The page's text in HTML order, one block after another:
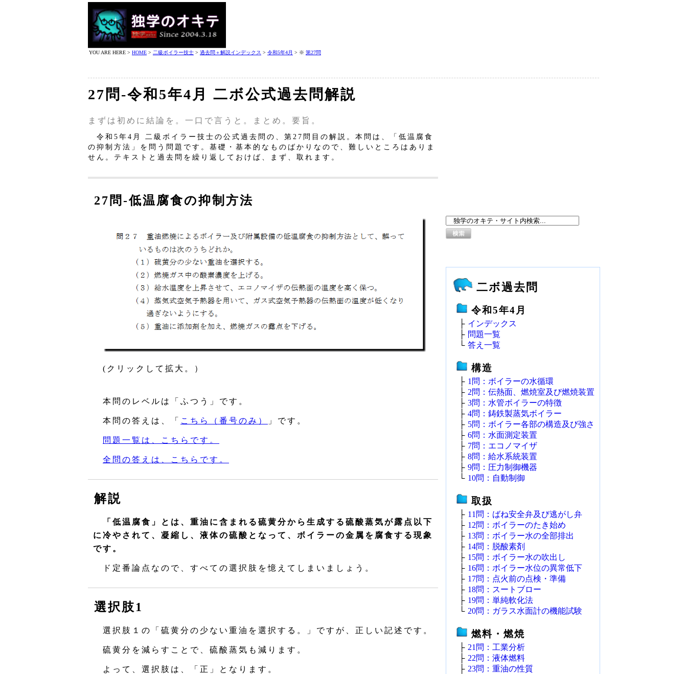
YOU ARE HERE > HOME > 二級ボイラー技士 > 過去問＋解説インデックス > 令和5年4月 > ※ 第27問
27問‐令和5年4月 二ボ公式過去問解説
まずは初めに結論を。一口で言うと。まとめ。要旨。
令和5年4月 二級ボイラー技士の公式過去問の、第27問目の解説。本問は、「低温腐食
の抑制方法」を問う問題です。基礎・基本的なものばかりなので、難しいところはありま
せん。テキストと過去問を繰り返しておけば、まず、取れます。
27問‐低温腐食の抑制方法
(クリックして拡大。）
本問のレベルは「ふつう」です。
本問の答えは、「 こちら（番号のみ） 」です。
問題一覧は、こちらです。
全問の答えは、こちらです。
解説
「低温腐食」とは、重油に含まれる硫黄分から生成する硫酸蒸気が露点以下
に冷やされて、凝縮し、液体の硫酸となって、ボイラーの金属を腐食する現象
です。
ド定番論点なので、すべての選択肢を憶えてしまいましょう。
選択肢1
選択肢１の「硫黄分の少ない重油を選択する。」ですが、正しい記述です。
硫黄分を減らすことで、硫酸蒸気も減ります。
よって、選択肢は、「正」となります。
二ボ過去問
令和5年4月
├ インデックス
├ 問題一覧
└ 答え一覧
構造
├ 1問：ボイラーの水循環
├ 2問：伝熱面、燃焼室及び燃焼装置
├ 3問：水管ボイラーの特徴
├ 4問：鋳鉄製蒸気ボイラー
├ 5問：ボイラー各部の構造及び強さ
├ 6問：水面測定装置
├ 7問：エコノマイザ
├ 8問：給水系統装置
├ 9問：圧力制御機器
└ 10問：自動制御
取扱
├ 11問：ばね安全弁及び逃がし弁
├ 12問：ボイラーのたき始め
├ 13問：ボイラー水の全部排出
├ 14問：脱酸素剤
├ 15問：ボイラー水の吹出し
├ 16問：ボイラー水位の異常低下
├ 17問：点火前の点検・準備
├ 18問：スートブロー
├ 19問：単純軟化法
└ 20問：ガラス水面計の機能試験
燃料・燃焼
├ 21問：工業分析
├ 22問：液体燃料
├ 23問：重油の性質